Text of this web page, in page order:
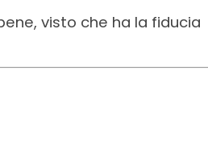
visto che ha la fiducia